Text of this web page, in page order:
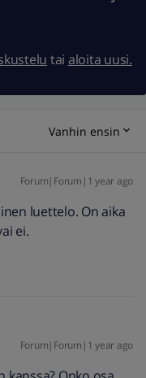
tai aloita uusi.
Vanhin ensin
Forum|Forum|1 year ago
luettelo. On aika
ei.
Forum|Forum|1 year ago